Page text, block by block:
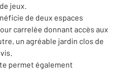
jeux.
de deux espaces
carrelée donnant accès aux
un agréable jardin clos de
permet également